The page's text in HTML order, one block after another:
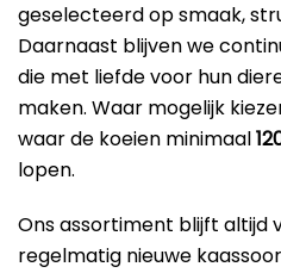
geselecteerd op smaak,
Daarnaast blijven we
die met liefde voor hun
maken. Waar mogelijk
waar de koeien minimaal
lopen.
Ons assortiment blijft altijd
regelmatig nieuwe